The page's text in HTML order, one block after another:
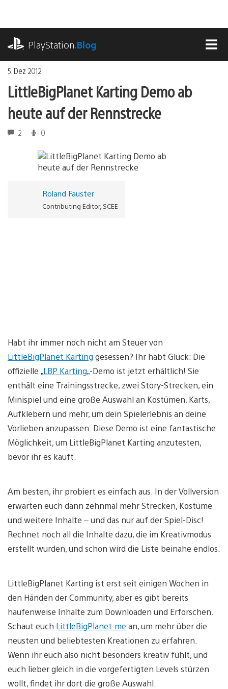
springen
PlayStation.Blog
5. Dez 2012
LittleBigPlanet Karting Demo ab
heute auf der Rennstrecke
2 0
Roland Fauster
Contributing Editor, SCEE
Habt ihr immer noch nicht am Steuer von
LittleBigPlanet Karting gesessen? Ihr habt Glück: Die
offizielle „LBP Karting„-Demo ist jetzt erhältlich! Sie
enthält eine Trainingsstrecke, zwei Story-Strecken, ein
Minispiel und eine große Auswahl an Kostümen, Karts,
Aufklebern und mehr, um dein Spielerlebnis an deine
Vorlieben anzupassen. Diese Demo ist eine fantastische
Möglichkeit, um LittleBigPlanet Karting anzutesten,
bevor ihr es kauft.
Am besten, ihr probiert es einfach aus. In der Vollversion
erwarten euch dann zehnmal mehr Strecken, Kostüme
und weitere Inhalte – und das nur auf der Spiel-Disc!
Rechnet noch all die Inhalte dazu, die im Kreativmodus
erstellt wurden, und schon wird die Liste beinahe endlos.
LittleBigPlanet Karting ist erst seit einigen Wochen in
den Händen der Community, aber es gibt bereits
haufenweise Inhalte zum Downloaden und Erforschen.
Schaut euch LittleBigPlanet.me an, um mehr über die
neusten und beliebtesten Kreationen zu erfahren.
Wenn ihr euch also nicht besonders kreativ fühlt, und
euch lieber gleich in die vorgefertigten Levels stürzen
wollt, findet ihr dort die große Auswahl.